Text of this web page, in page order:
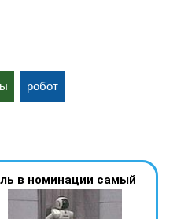
робот
в номинации самый